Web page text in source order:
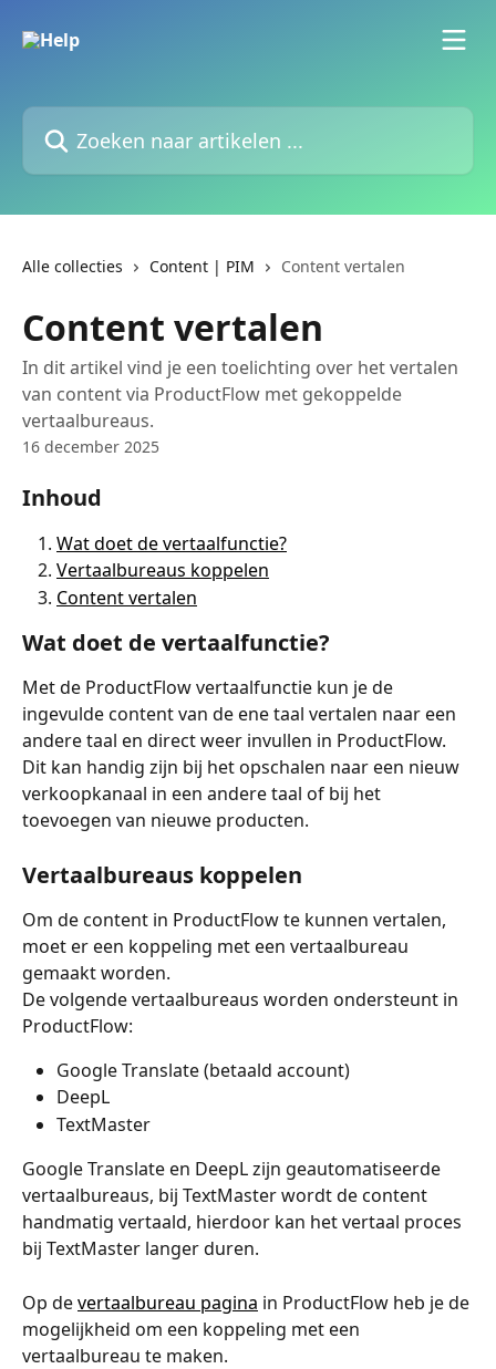
Zoeken naar artikelen ...
Alle collecties Content | PIM Content vertalen
Content vertalen
In dit artikel vind je een toelichting over het vertalen
van content via ProductFlow met gekoppelde
vertaalbureaus.
16 december 2025
Inhoud
Wat doet de vertaalfunctie?
Vertaalbureaus koppelen
Content vertalen
Wat doet de vertaalfunctie?
Met de ProductFlow vertaalfunctie kun je de
ingevulde content van de ene taal vertalen naar een
andere taal en direct weer invullen in ProductFlow.
Dit kan handig zijn bij het opschalen naar een nieuw
verkoopkanaal in een andere taal of bij het
toevoegen van nieuwe producten.
Vertaalbureaus koppelen
Om de content in ProductFlow te kunnen vertalen,
moet er een koppeling met een vertaalbureau
gemaakt worden.
De volgende vertaalbureaus worden ondersteunt in
ProductFlow:
Google Translate (betaald account)
DeepL
TextMaster
Google Translate en DeepL zijn geautomatiseerde
vertaalbureaus, bij TextMaster wordt de content
handmatig vertaald, hierdoor kan het vertaal proces
bij TextMaster langer duren.
Op de vertaalbureau pagina in ProductFlow heb je de
mogelijkheid om een koppeling met een
vertaalbureau te maken.